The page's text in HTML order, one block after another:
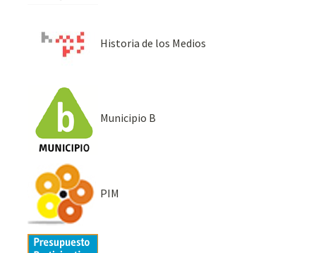
Historia de los Medios
Municipio B
PIM